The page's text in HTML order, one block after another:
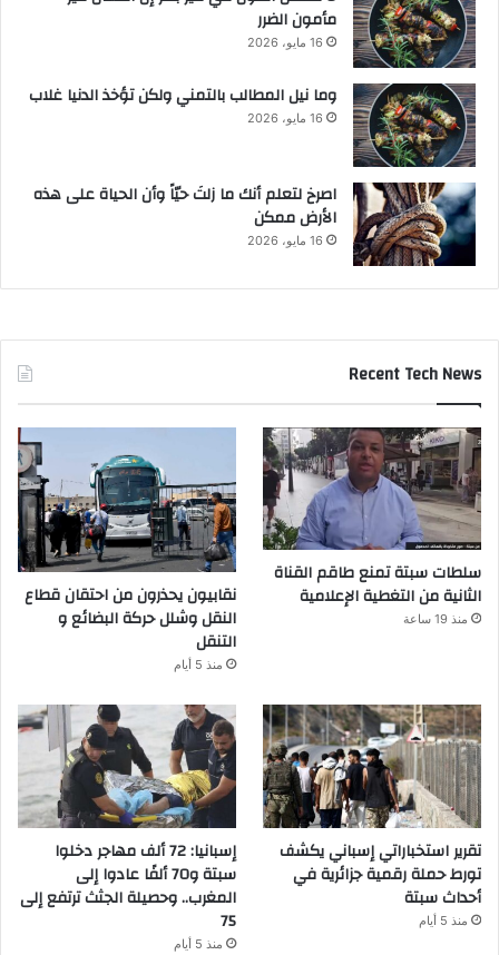
مأمون الضرر
16 مايو، 2026
وما نيل المطالب بالتمني ولكن تؤخذ الدنيا غلاب
16 مايو، 2026
‫اصرخ لتعلم أنك ما زلتَ حيّاً وأن الحياة على هذه
الأرض ممكن
16 مايو، 2026
Recent Tech News
سلطات سبتة تمنع طاقم القناة
الثانية من التغطية الإعلامية
منذ 19 ساعة
نقابيون يحذرون من احتقان قطاع
النقل وشلل حركة البضائع و
التنقل
منذ 5 أيام
تقرير استخباراتي إسباني يكشف
تورط حملة رقمية جزائرية في
أحداث سبتة
منذ 5 أيام
إسبانيا: 72 ألف مهاجر دخلوا
سبتة و70 ألفًا عادوا إلى
المغرب.. وحصيلة الجثث ترتفع إلى
75
منذ 5 أيام